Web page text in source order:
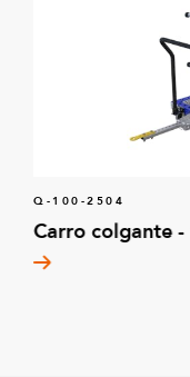
Q-100-2504
Carro colgante